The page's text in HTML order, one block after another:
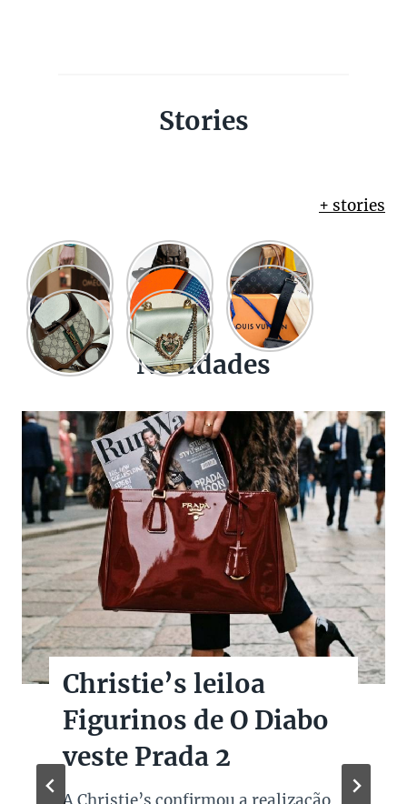
Stories
+ stories
Novidades
Christie’s leiloa
Figurinos de O Diabo
veste Prada 2
A Christie’s confirmou a realização